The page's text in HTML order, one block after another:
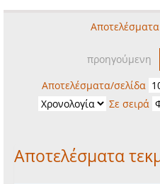
προηγούμενη
Αποτελέσματα/σελίδα
Σε σειρά
Αποτελέσματα